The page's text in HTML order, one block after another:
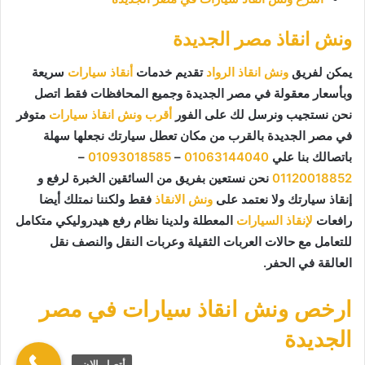
ونش انقاذ مصر الجديدة
يمكن لفريق ونش انقاذ الرواد تقديم خدمات أنقاذ سيارات سريعة
وبأسعار معقولة في مصر الجديدة وجميع المحافظات فقط اتصل
نحن نستجيب ونرسل لك على الفور أقرب ونش انقاذ سيارات متوفر
في مصر الجديدة بالقرب من مكان تعطل سيارتك نجعلها سهلة
باتصالك بنا علي 01063144040
–
01093018585
–
01120018852 نحن نستعين بفريق من السائقين الخبرة لرفع و
إنقاذ سيارتك ولا نعتمد على ونش الانقاذ فقط ولكننا نمتلك أيضا
رافعات لإنقاذ السيارات المعطلة ولدينا نظام رفع هيدروليكي متكامل
للتعامل مع حالات العربات الثقيلة وعربات النقل والنصف نقل
العالقة في الحفر.
ارخص ونش انقاذ سيارات في مصر
الجديدة